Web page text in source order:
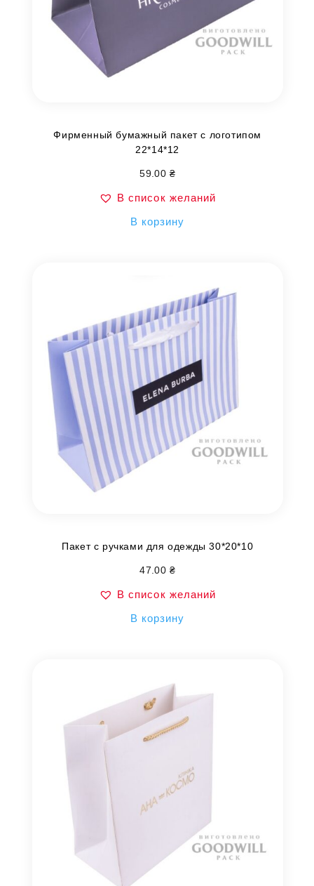
Фирменный бумажный пакет с логотипом
22*14*12
59.00 ₴
В список желаний
В корзину
Пакет с ручками для одежды 30*20*10
47.00 ₴
В список желаний
В корзину